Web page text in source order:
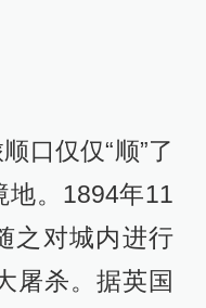
口仅仅“顺”了
地。1894年11
之对城内进行
屠杀。据英国